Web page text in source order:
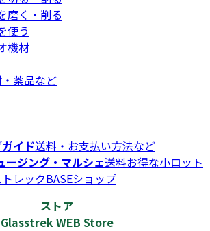
磨く・削る
使う
機材
薬品など
イド送料・お支払い方法など
ージング・マルシェ送料お得な小ロット
レックBASEショップ
ストア
Glasstrek WEB Store